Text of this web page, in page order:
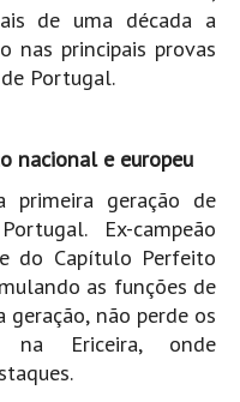
de uma década a
nas principais provas
Portugal.
nacional e europeu
primeira geração de
Ex-campeão
do Capítulo Perfeito
as funções de
não perde os
Ericeira, onde